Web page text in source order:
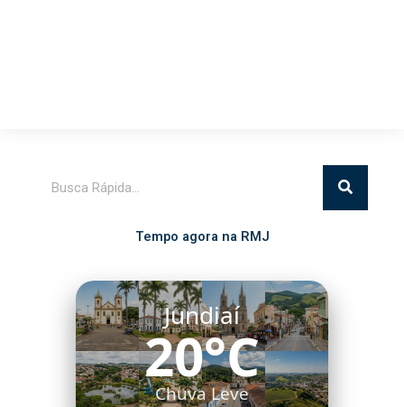
Tempo agora na RMJ
Jundiaí
20°C
Chuva Leve